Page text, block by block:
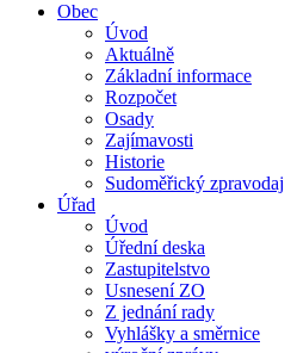
Obec
Úvod
Aktuálně
Základní informace
Rozpočet
Osady
Zajímavosti
Historie
Sudoměřický zpravodaj
Úřad
Úvod
Úřední deska
Zastupitelstvo
Usnesení ZO
Z jednání rady
Vyhlášky a směrnice